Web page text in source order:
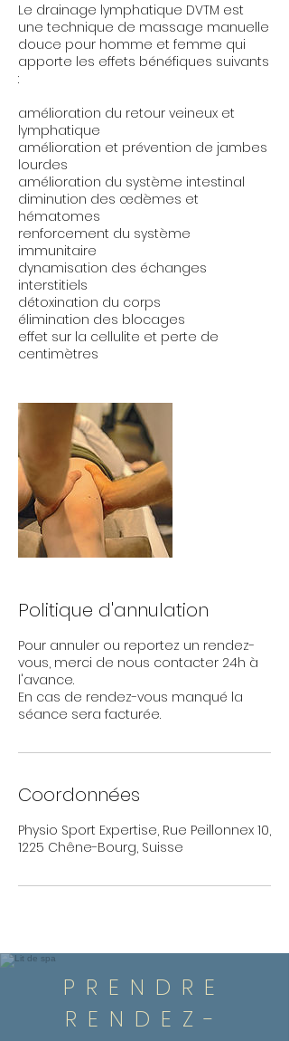
Le drainage lymphatique DVTM est
une technique de massage manuelle
douce pour homme et femme qui
apporte les effets bénéfiques suivants
:
amélioration du retour veineux et
lymphatique
amélioration et prévention de jambes
lourdes
amélioration du système intestinal
diminution des œdèmes et
hématomes
renforcement du système
immunitaire
dynamisation des échanges
interstitiels
détoxination du corps
élimination des blocages
effet sur la cellulite et perte de
centimètres
Politique d'annulation
Pour annuler ou reportez un rendez-
vous, merci de nous contacter 24h à
l'avance.
En cas de rendez-vous manqué la
séance sera facturée.
Coordonnées
Physio Sport Expertise, Rue Peillonnex 10,
1225 Chêne-Bourg, Suisse
PRENDRE
RENDEZ-